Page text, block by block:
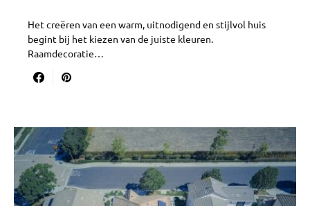
Het creëren van een warm, uitnodigend en stijlvol huis
begint bij het kiezen van de juiste kleuren.
Raamdecoratie…